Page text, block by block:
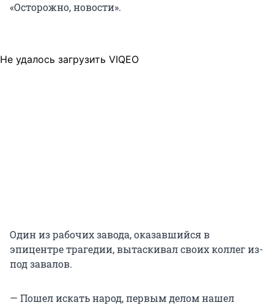
«Осторожно, новости».
Не удалось загрузить VIQEO
Один из рабочих завода, оказавшийся в
эпицентре трагедии, вытаскивал своих коллег из-
под завалов.
— Пошел искать народ, первым делом нашел